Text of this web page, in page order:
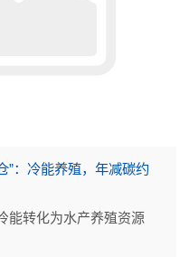
”：冷能养殖，年减碳约
能转化为水产养殖资源